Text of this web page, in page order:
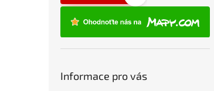
Informace pro vás